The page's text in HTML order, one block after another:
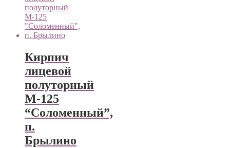
Кирпич
лицевой
полуторный
М-125
“Соломенный”,
п.
Брылино